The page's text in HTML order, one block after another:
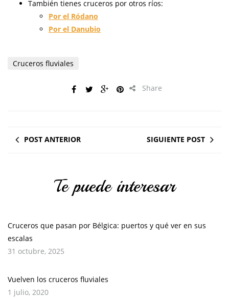
También tienes cruceros por otros ríos:
Por el Ródano
Por el Danubio
Cruceros fluviales
Share
POST ANTERIOR SIGUIENTE POST
Te puede interesar
Cruceros que pasan por Bélgica: puertos y qué ver en sus
escalas
31 octubre, 2025
Vuelven los cruceros fluviales
1 julio, 2020